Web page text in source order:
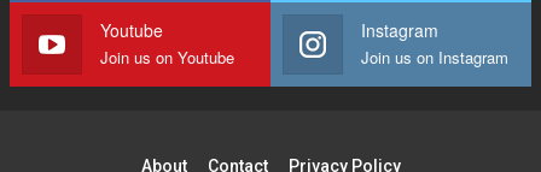
Youtube
Join us on Youtube
Instagram
Join us on Instagram
About Contact Privacy Policy